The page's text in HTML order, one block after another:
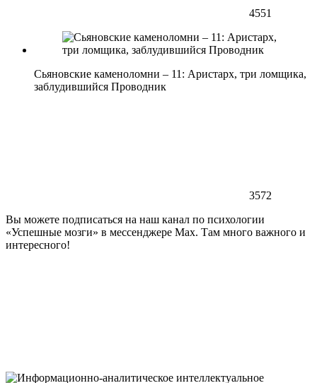
4551
Сьяновские каменоломни – 11: Аристарх, три ломщика,
заблудившийся Проводник
3572
Вы можете подписаться на наш канал по психологии
«Успешные мозги» в мессенджере Max. Там много важного и
интересного!